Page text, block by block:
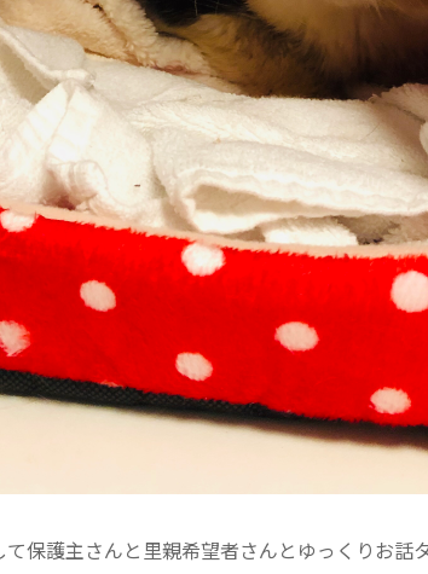
保護主さんと里親希望者さんとゆっくりお話タ